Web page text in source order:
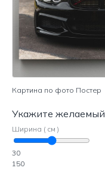
Картина по фото Постер
Укажите
Ширина ( см )
30
150